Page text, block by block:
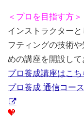
＜プロを目指す方＞
インストラクター
フティングの技術
めの講座を開設して
プロ養成講座はこち
プロ養成 通信コー